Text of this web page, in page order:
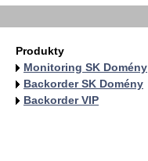
Produkty
Monitoring SK Domény
Backorder SK Domény
Backorder VIP